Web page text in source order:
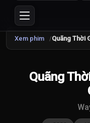
Xem phim Quãng Thời
Quãng